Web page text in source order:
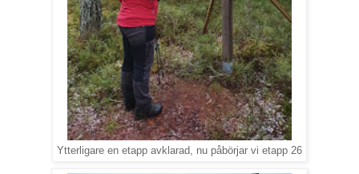
Ytterligare en etapp avklarad, nu påbörjar vi etapp 26